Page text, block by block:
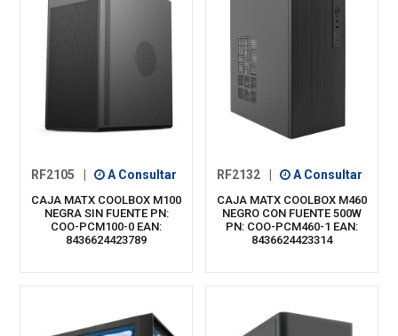
RF2105 A Consultar
CAJA MATX COOLBOX M100
NEGRA SIN FUENTE PN:
COO-PCM100-0 EAN:
8436624423789
RF2132 A Consultar
CAJA MATX COOLBOX M460
NEGRO CON FUENTE 500W
PN: COO-PCM460-1 EAN:
8436624423314